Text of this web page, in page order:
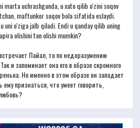
marta uchrashganda, u xato qilib o'zini soqov
maftunkor soqov bola sifatida eslaydi.
uni o'ziga jalb qiladi. Endi u qanday qilib uning
olishini tan olishi mumkin?
Пайал, то по недоразумению
и запоминает она его в образе скромного
Но именно в этом образе он западает
признаться, что умеет говорить,